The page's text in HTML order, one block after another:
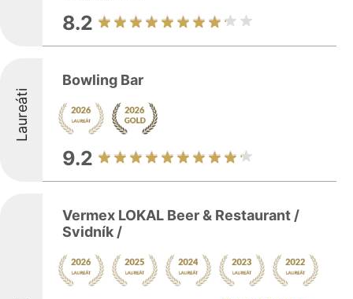
8.2
Laureáti
Bowling Bar
9.2
Vermex LOKAL Beer & Restaurant /
Svidník /